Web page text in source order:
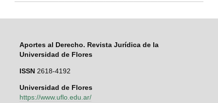
Aportes al Derecho. Revista Jurídica de la
Universidad de Flores
ISSN 2618-4192
Universidad de Flores
https://www.uflo.edu.ar/